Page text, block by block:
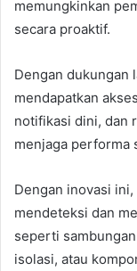
memungkinkan
secara proaktif.
Dengan dukungan
mendapatkan
notifikasi dini, dan
menjaga performa
Dengan inovasi
mendeteksi dan
seperti
isolasi, atau